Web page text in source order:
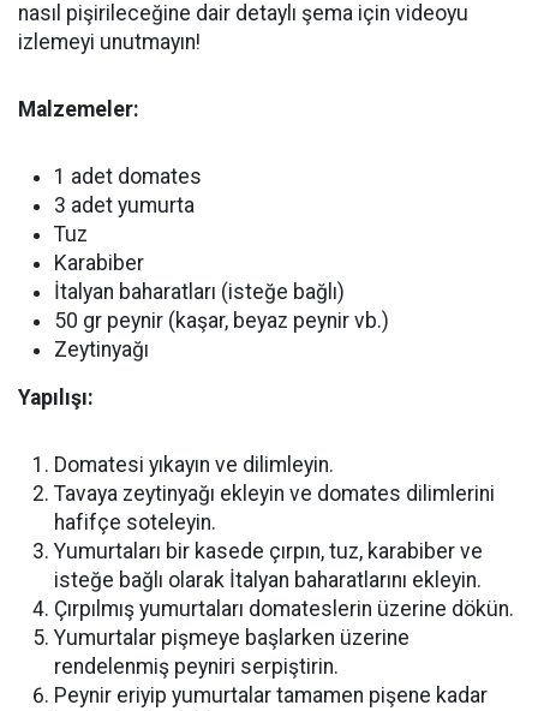
nasıl pişirileceğine dair detaylı şema için videoyu
izlemeyi unutmayın!
Malzemeler:
1 adet domates
3 adet yumurta
Tuz
Karabiber
İtalyan baharatları (isteğe bağlı)
50 gr peynir (kaşar, beyaz peynir vb.)
Zeytinyağı
Yapılışı:
Domatesi yıkayın ve dilimleyin.
Tavaya zeytinyağı ekleyin ve domates dilimlerini
hafifçe soteleyin.
Yumurtaları bir kasede çırpın, tuz, karabiber ve
isteğe bağlı olarak İtalyan baharatlarını ekleyin.
Çırpılmış yumurtaları domateslerin üzerine dökün.
Yumurtalar pişmeye başlarken üzerine
rendelenmiş peyniri serpiştirin.
Peynir eriyip yumurtalar tamamen pişene kadar